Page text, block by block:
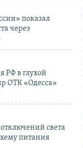
показал
через
РФ в глухой
ОТК «Одесса»
света
питания